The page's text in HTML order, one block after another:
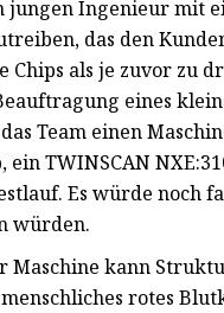
jungen Ingenieur
das den
Chips als je zuvor zu
eines
Team einen
TWINSCAN
Es würde noch
würden.
Maschine kann
rotes